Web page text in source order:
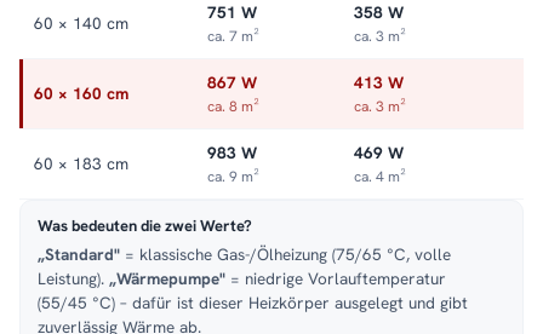
60 × 140 cm 751 W
ca. 7 m²
358 W
ca. 3 m²
60 × 160 cm 867 W
ca. 8 m²
413 W
ca. 3 m²
60 × 183 cm 983 W
ca. 9 m²
469 W
ca. 4 m²
Was bedeuten die zwei Werte?
„Standard" = klassische Gas-/Ölheizung (75/65 °C, volle
Leistung). „Wärmepumpe" = niedrige Vorlauftemperatur
(55/45 °C) – dafür ist dieser Heizkörper ausgelegt und gibt
zuverlässig Wärme ab.